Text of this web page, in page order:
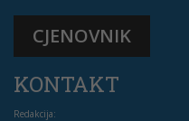
CJENOVNIK
KONTAKT
Redakcija: